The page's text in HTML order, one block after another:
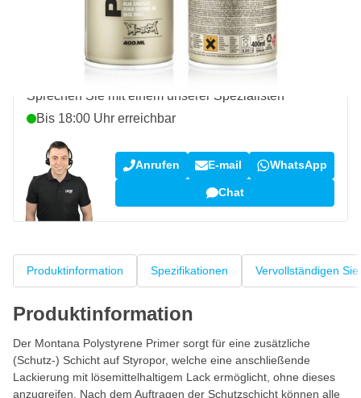
Rückgaberecht
Kundenrezensionen:4,58/5 (7.096 Bewertungen)
Fragen zu diesem Produkt?
Sprechen Sie mit einem unserer Spezialisten“
Bis 18:00 Uhr erreichbar
Anrufen E-mail WhatsApp
Chat
Produktinformation Spezifikationen Vervollständigen
Produktinformation
Der Montana Polystyrene Primer sorgt für eine zusätzliche
(Schutz-) Schicht auf Styropor, welche eine anschließende
Lackierung mit lösemittelhaltigem Lack ermöglicht, ohne dieses
anzugreifen. Nach dem Auftragen der Schutzschicht können alle